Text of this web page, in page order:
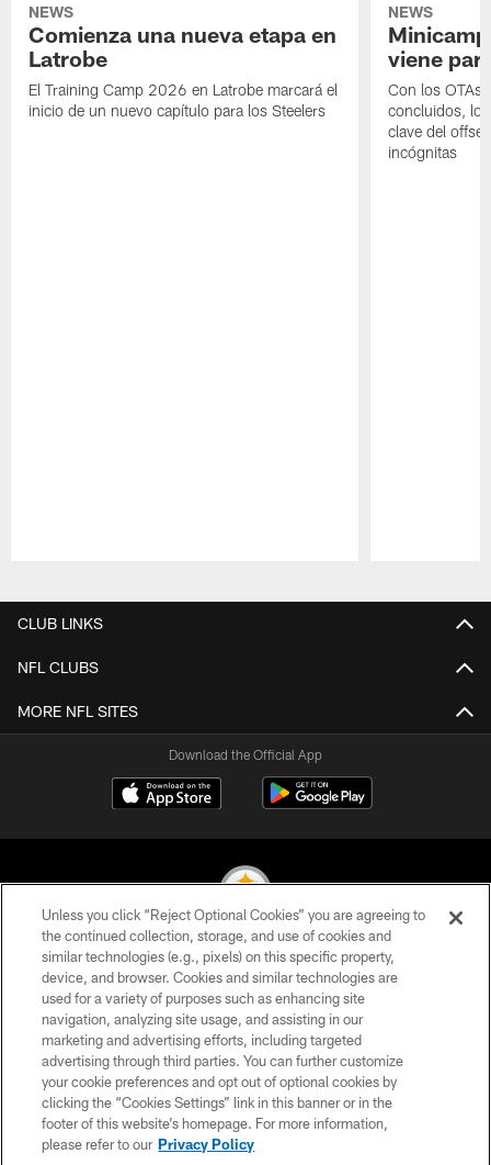
NEWS
Comienza una nueva etapa en
Latrobe
El Training Camp 2026 en Latrobe marcará el
inicio de un nuevo capítulo para los Steelers
NEWS
viene
Con los OTAs
concluidos,
clave del
incógnitas
CLUB LINKS
NFL CLUBS
MORE NFL SITES
Download the Official App
© 2026 Pittsburgh Steelers. All Rights Reserved
PRIVACY POLICY
TERMS OF USE
ACCESSIBILITY
CONTACT US
SITE MAP
Unless you click “Reject Optional Cookies” you are agreeing to
the continued collection, storage, and use of cookies and
similar technologies (e.g., pixels) on this specific property,
device, and browser. Cookies and similar technologies are
used for a variety of purposes such as enhancing site
navigation, analyzing site usage, and assisting in our
marketing and advertising efforts, including targeted
advertising through third parties. You can further customize
your cookie preferences and opt out of optional cookies by
clicking the “Cookies Settings” link in this banner or in the
footer of this website’s homepage. For more information,
please refer to our Privacy Policy